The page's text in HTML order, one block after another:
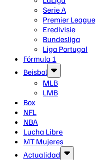
Serie A
Premier League
Eredivisie
Bundesliga
Liga Portugal
Fórmula 1
Beisbol
MLB
LMB
Box
NFL
NBA
Lucha Libre
MT Mujeres
Actualidad